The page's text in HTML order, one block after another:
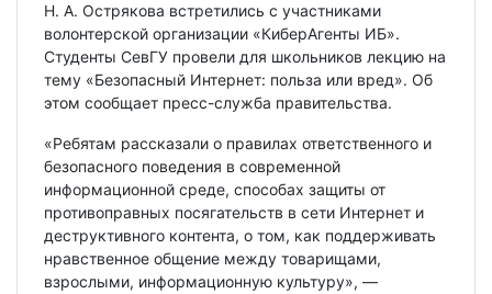
Н. А. Острякова встретились с участниками
волонтерской организации «КиберАгенты ИБ».
Студенты СевГУ провели для школьников лекцию на
тему «Безопасный Интернет: польза или вред». Об
этом сообщает пресс-служба правительства.
«Ребятам рассказали о правилах ответственного и
безопасного поведения в современной
информационной среде, способах защиты от
противоправных посягательств в сети Интернет и
деструктивного контента, о том, как поддерживать
нравственное общение между товарищами,
взрослыми, информационную культуру», —